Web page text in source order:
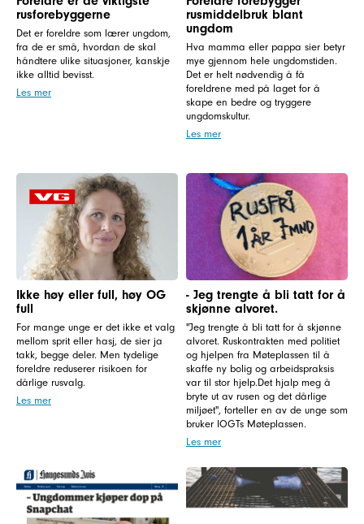
rusforebyggerne
Det er foreldre som lærer ungdom,
fra de er små, hvordan de skal
håndtere ulike situasjoner, kanskje
ikke alltid bevisst.
Les mer
rusmiddelbruk blant
ungdom
Hva mamma eller pappa sier betyr
mye gjennom hele ungdomstiden.
Det er helt nødvendig å få
foreldrene med på laget for å
skape en bedre og tryggere
ungdomskultur.
Les mer
Ikke høy eller full, høy OG
full
For mange unge er det ikke et valg
mellom sprit eller hasj, de sier ja
takk, begge deler. Men tydelige
foreldre reduserer risikoen for
dårlige rusvalg.
Les mer
- Jeg trengte å bli tatt for å
skjønne alvoret.
"Jeg trengte å bli tatt for å skjønne
alvoret. Ruskontrakten med politiet
og hjelpen fra Møteplassen til å
skaffe ny bolig og arbeidspraksis
var til stor hjelp.Det hjalp meg å
bryte ut av rusen og det dårlige
miljøet", forteller en av de unge som
bruker IOGTs Møteplassen.
Les mer